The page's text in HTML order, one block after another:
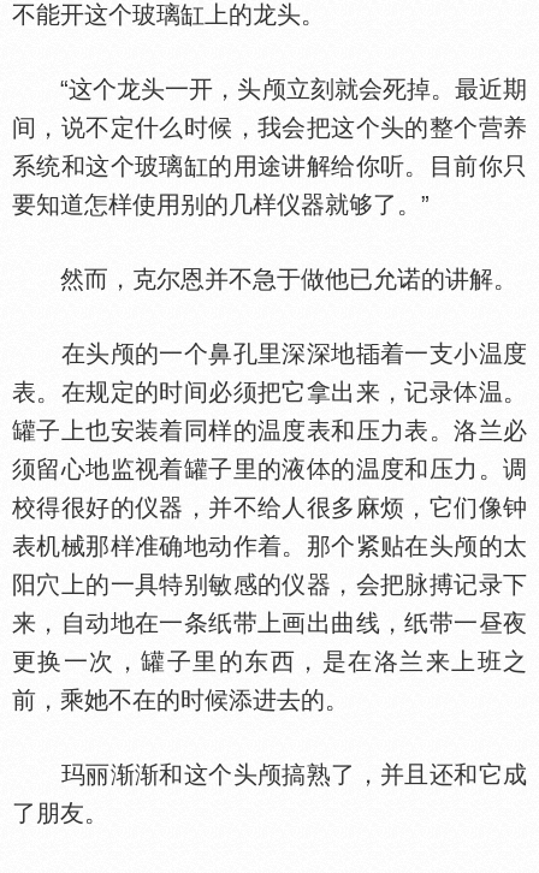
不能开这个玻璃缸上的龙头。
“这个龙头一开，头颅立刻就会死掉。最近期
间，说不定什么时候，我会把这个头的整个营养
系统和这个玻璃缸的用途讲解给你听。目前你只
要知道怎样使用别的几样仪器就够了。”
然而，克尔恩并不急于做他已允诺的讲解。
在头颅的一个鼻孔里深深地
着一支小温度
表。在规定的时间必须把它拿出来，记录
温。
罐子上也安装着同样的温度表和压力表。洛兰必
须留心地监视着罐子里的液
的温度和压力。调
校得很好的仪器，并不给人很多麻烦，它们像钟
表机械那样准确地动作着。那个紧贴在头颅的太
阳穴上的一具特别敏感的仪器，会把脉搏记录下
来，自动地在一条纸带上画出曲线，纸带一昼夜
更换一次，罐子里的东西，是在洛兰来上班之
前，乘她不在的时候添进去的。
玛丽渐渐和这个头颅搞熟了，并且还和它成
了朋友。